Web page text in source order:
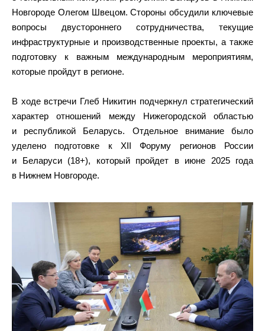
Новгороде Олегом Швецом. Стороны обсудили ключевые
вопросы двустороннего сотрудничества, текущие
инфраструктурные и производственные проекты, а также
подготовку к важным международным мероприятиям,
которые пройдут в регионе.
В ходе встречи Глеб Никитин подчеркнул стратегический
характер отношений между Нижегородской областью
и республикой Беларусь. Отдельное внимание было
уделено подготовке к XII Форуму регионов России
и Беларуси (18+), который пройдет в июне 2025 года
в Нижнем Новгороде.